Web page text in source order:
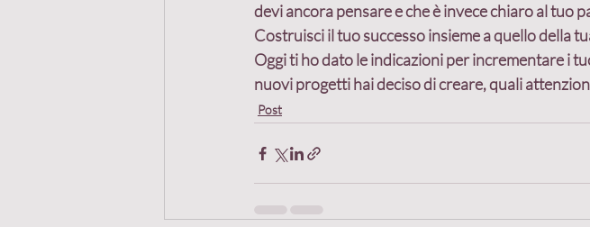
devi ancora pensare e che è invece chiaro al tuo
Costruisci il tuo successo insieme a quello della
Oggi ti ho dato le indicazioni per incrementare i
nuovi progetti hai deciso di creare, quali
Post